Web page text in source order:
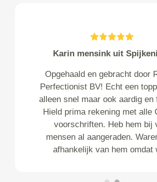
Karin mensink uit
Opgehaald en gebracht door
Perfectionist BV! Echt een
alleen snel maar ook aardig en
Hield prima rekening met alle
voorschriften. Heb hem bij
mensen al aangeraden.
afhankelijk van hem omdat